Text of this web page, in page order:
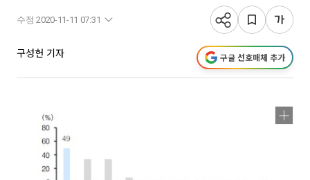
수정 2020-11-11 07:31
구성헌 기자 구글 선호매체 추가